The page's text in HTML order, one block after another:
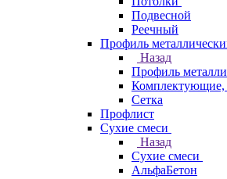
Подвесной
Реечный
Профиль
Назад
Профиль
Комплектующие,
Сетка
Профлист
Сухие смеси
Назад
Сухие смеси
АльфаБетон